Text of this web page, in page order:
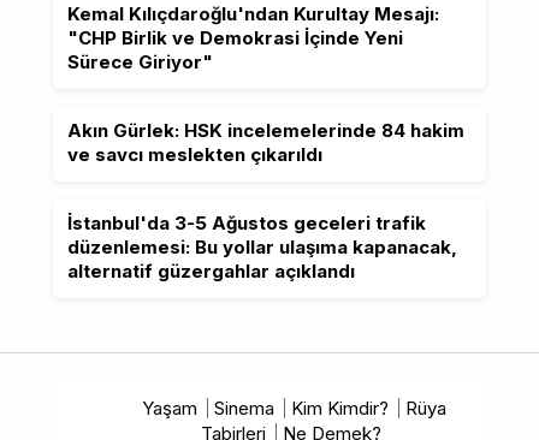
Kemal Kılıçdaroğlu'ndan Kurultay Mesajı:
"CHP Birlik ve Demokrasi İçinde Yeni
Sürece Giriyor"
Akın Gürlek: HSK incelemelerinde 84 hakim
ve savcı meslekten çıkarıldı
İstanbul'da 3-5 Ağustos geceleri trafik
düzenlemesi: Bu yollar ulaşıma kapanacak,
alternatif güzergahlar açıklandı
Yaşam Sinema Kim Kimdir?
Rüya
Tabirleri
Ne Demek?